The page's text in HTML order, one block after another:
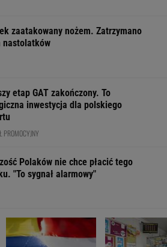
zaatakowany nożem. Zatrzymano
nastolatków
etap GAT zakończony. To
inwestycja dla polskiego
PROMOCYJNY
Polaków nie chce płacić tego
"To sygnał alarmowy"